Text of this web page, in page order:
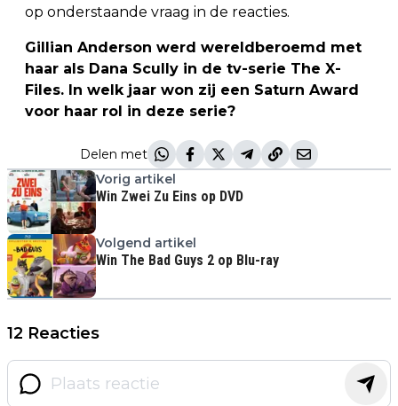
op onderstaande vraag in de reacties.
Gillian Anderson werd wereldberoemd met
haar als Dana Scully in de tv-serie The X-
Files. In welk jaar won zij een Saturn Award
voor haar rol in deze serie?
Delen met
Vorig artikel
Win Zwei Zu Eins op DVD
Volgend artikel
Win The Bad Guys 2 op Blu-ray
12 Reacties